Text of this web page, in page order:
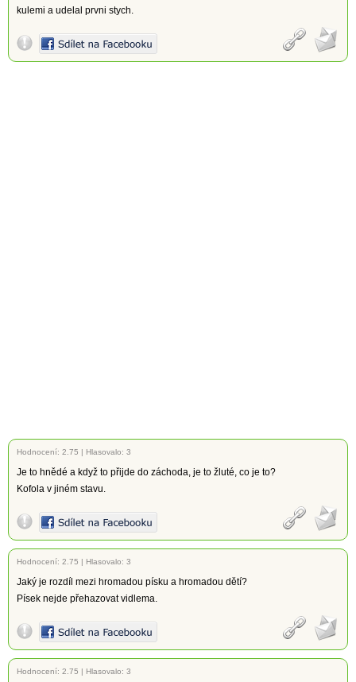
kulemi a udelal prvni stych.
Hodnocení: 2.75 | Hlasovalo: 3
Je to hnědé a když to přijde do záchoda, je to žluté, co je to?
Kofola v jiném stavu.
Hodnocení: 2.75 | Hlasovalo: 3
Jaký je rozdíl mezi hromadou písku a hromadou dětí?
Písek nejde přehazovat vidlema.
Hodnocení: 2.75 | Hlasovalo: 3